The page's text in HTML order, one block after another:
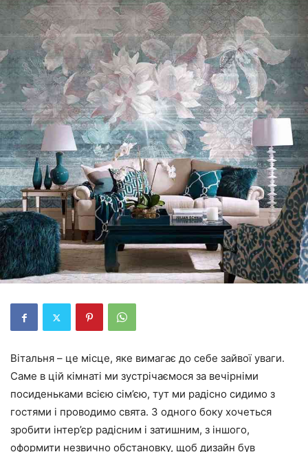
Вітальня – це місце, яке вимагає до себе зайвої уваги.
Саме в цій кімнаті ми зустрічаємося за вечірніми
посиденьками всією сім’єю, тут ми радісно сидимо з
гостями і проводимо свята. З одного боку хочеться
зробити інтер’єр радісним і затишним, з іншого,
оформити незвично обстановку, щоб дизайн був